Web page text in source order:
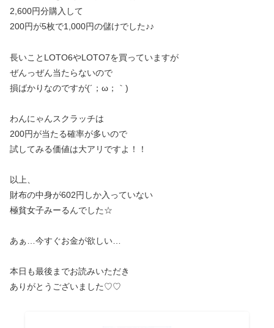
2,600円分購入して
200円が5枚で1,000円の儲けでした♪♪
長いことLOTO6やLOTO7を買っていますが
ぜんっぜん当たらないので
損ばかりなのですが(´；ω；｀)
わんにゃんスクラッチは
200円が当たる確率が多いので
試してみる価値は大アリですよ！！
以上、
財布の中身が602円しか入っていない
極貧女子みーるんでした☆
あぁ…今すぐお金が欲しい…
本日も最後までお読みいただき
ありがとうございました♡♡